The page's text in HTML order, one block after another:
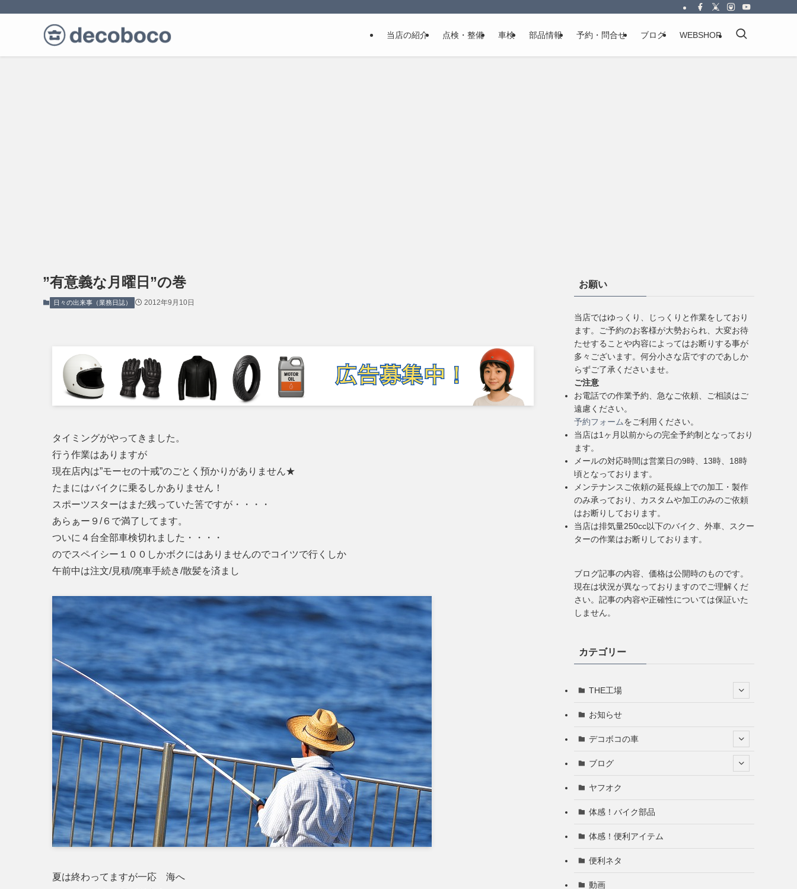
当店の紹介 点検・整備 車検 部品情報 予約・問合せ ブログ WEBSHOP
”有意義な月曜日”の巻
日々の出来事（業務日誌） 2012年9月10日
タイミングがやってきました。
行う作業はありますが
現在店内は”モーセの十戒”のごとく預かりがありません★
たまにはバイクに乗るしかありません！
スポーツスターはまだ残っていた筈ですが・・・・
あらぁー９/６で満了してます。
ついに４台全部車検切れました・・・・
のでスペイシー１００しかボクにはありませんのでコイツで行くしか
午前中は注文/見積/廃車手続き/散髪を済まし
夏は終わってますが一応 海へ
お願い
当店ではゆっくり、じっくりと作業をしており
ます。ご予約のお客様が大勢おられ、大変お待
たせすることや内容によってはお断りする事が
多々ございます。何分小さな店ですのであしか
らずご了承くださいませ。
ご注意
お電話での作業予約、急なご依頼、ご相談はご
遠慮ください。
予約フォームをご利用ください。
当店は1ヶ月以前からの完全予約制となっており
ます。
メールの対応時間は営業日の9時、13時、18時
頃となっております。
メンテナンスご依頼の延長線上での加工・製作
のみ承っており、カスタムや加工のみのご依頼
はお断りしております。
当店は排気量250cc以下のバイク、外車、スクー
ターの作業はお断りしております。
ブログ記事の内容、価格は公開時のものです。
現在は状況が異なっておりますのでご理解くだ
さい。記事の内容や正確性については保証いた
しません。
カテゴリー
THE工場
お知らせ
デコボコの車
ブログ
ヤフオク
体感！バイク部品
体感！便利アイテム
便利ネタ
動画